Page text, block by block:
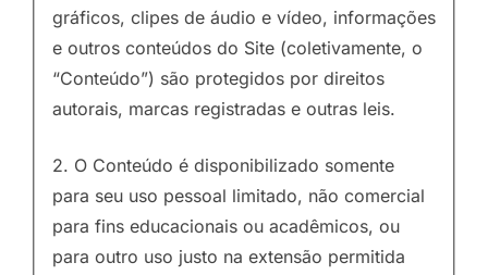
gráficos, clipes de áudio e vídeo, informações
e outros conteúdos do Site (coletivamente, o
“Conteúdo”) são protegidos por direitos
autorais, marcas registradas e outras leis.
2. O Conteúdo é disponibilizado somente
para seu uso pessoal limitado, não comercial
para fins educacionais ou acadêmicos, ou
para outro uso justo na extensão permitida